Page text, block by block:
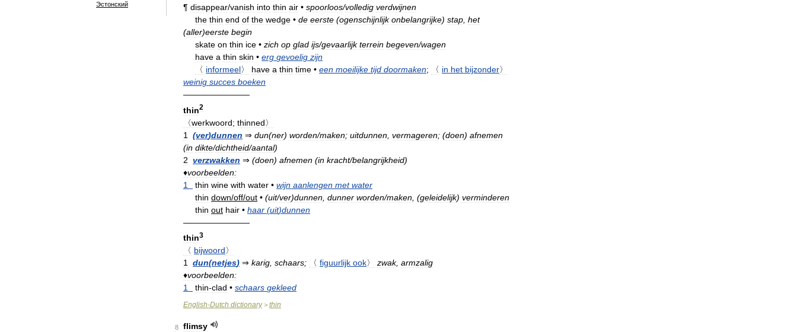
Эстонский
¶ disappear/vanish into thin air • spoorloos/volledig verdwijnen
the thin end of the wedge • de eerste (ogenschijnlijk onbelangrijke) stap het
(aller)eerste begin
skate on thin ice • zich op glad ijs/gevaarlijk terrein begeven/wagen
have a thin skin • erg gevoelig zijn
〈 informeel〉 have a thin time • een moeilijke tijd doormaken; 〈 in het bijzonder〉
weinig succes boeken
————————
thin2
〈werkwoord; thinned〉
1
(ver)dunnen ⇒ dun(ner) worden/maken; uitdunnen vermageren; (doen) afnemen
(in dikte/dichtheid/aantal)
2 verzwakken ⇒ (doen) afnemen (in kracht/belangrijkheid)
♦voorbeelden:
1
thin wine with water • wijn aanlengen met water
thin down/off/out • (uit/ver)dunnen dunner worden/maken , (geleidelijk) verminderen
thin out hair • haar (uit)dunnen
————————
thin3
〈 bijwoord〉
1 dun(netjes) ⇒ karig, schaars; 〈 figuurlijk ook〉 zwak, armzalig
♦voorbeelden:
1
thin-clad • schaars gekleed
English-Dutch dictionary> thin
8
flimsy